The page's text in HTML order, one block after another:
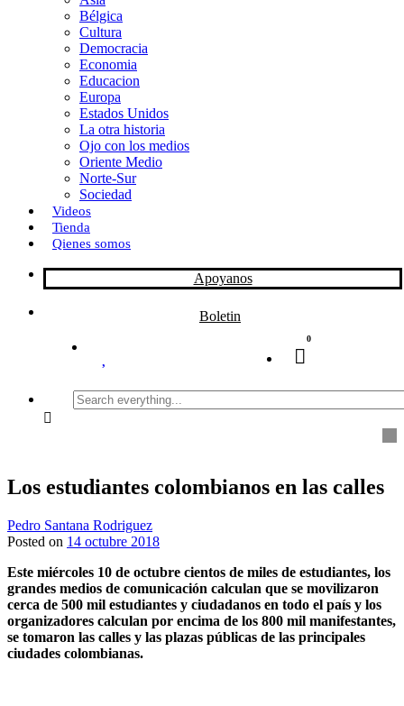
i
r
Bélgica
Cultura
Democracia
Economia
Educacion
Europa
Estados Unidos
La otra historia
Ojo con los medios
Oriente Medio
Norte-Sur
Sociedad
Videos
Tienda
Qienes somos
Apoyanos
Boletin
0
Search
everything...
Los estudiantes colombianos en las calles
Pedro Santana Rodriguez
Posted on 14 octubre 2018
Este miércoles 10 de octubre cientos de miles de estudiantes, los
grandes medios de comunicación calculan que se movilizaron
cerca de 500 mil estudiantes y ciudadanos en todo el país y los
organizadores calculan por encima de los 800 mil manifestantes,
se tomaron las calles y las plazas públicas de las principales
ciudades colombianas.